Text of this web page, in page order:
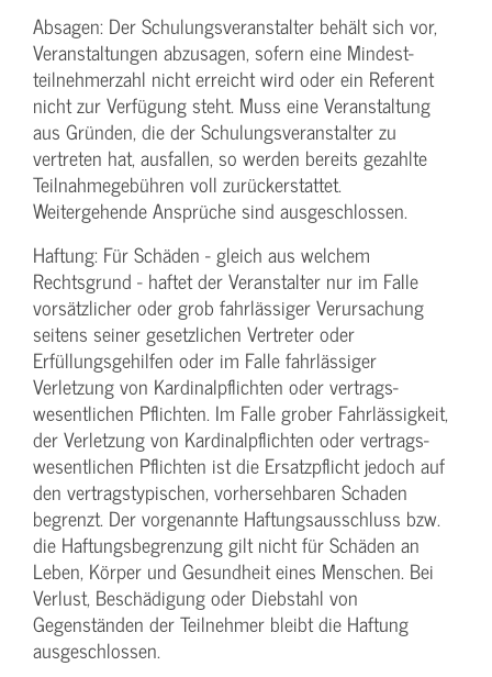
Absagen: Der Schulungs­veranstalter behält sich vor,
Veranstaltungen abzusagen, sofern eine Mindest­
teilnehmerzahl nicht erreicht wird oder ein Referent
nicht zur Verfügung steht. Muss eine Veranstaltung
aus Gründen, die der Schulungs­veranstalter zu
vertreten hat, ausfallen, so werden bereits gezahlte
Teilnahme­gebühren voll zurückerstattet.
Weitergehende Ansprüche sind ausgeschlossen.
Haftung: Für Schäden - gleich aus welchem
Rechtsgrund - haftet der Veranstalter nur im Falle
vorsätzlicher oder grob fahrlässiger Verursachung
seitens seiner gesetzlichen Vertreter oder
Erfüllungsgehilfen oder im Falle fahrlässiger
Verletzung von Kardinalpflichten oder vertrags­
wesentlichen Pflichten. Im Falle grober Fahrlässigkeit,
der Verletzung von Kardinalpflichten oder vertrags­
wesentlichen Pflichten ist die Ersatzpflicht jedoch auf
den vertragstypischen, vorhersehbaren Schaden
begrenzt. Der vorgenannte Haftungs­ausschluss bzw.
die Haftungs­begrenzung gilt nicht für Schäden an
Leben, Körper und Gesundheit eines Menschen. Bei
Verlust, Beschädigung oder Diebstahl von
Gegenständen der Teilnehmer bleibt die Haftung
ausgeschlossen.